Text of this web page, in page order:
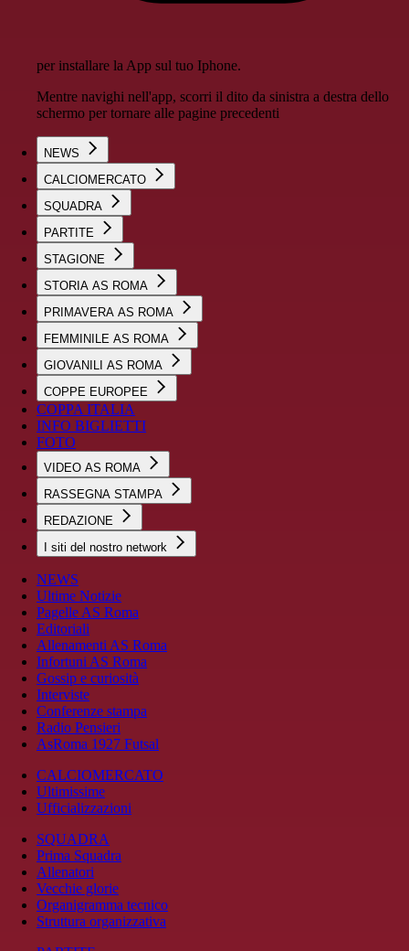
per installare la App sul tuo Iphone.
Mentre navighi nell'app, scorri il dito da sinistra a destra dello
schermo per tornare alle pagine precedenti
NEWS
CALCIOMERCATO
SQUADRA
PARTITE
STAGIONE
STORIA AS ROMA
PRIMAVERA AS ROMA
FEMMINILE AS ROMA
GIOVANILI AS ROMA
COPPE EUROPEE
COPPA ITALIA
INFO BIGLIETTI
FOTO
VIDEO AS ROMA
RASSEGNA STAMPA
REDAZIONE
I siti del nostro network
NEWS
Ultime Notizie
Pagelle AS Roma
Editoriali
Allenamenti AS Roma
Infortuni AS Roma
Gossip e curiosità
Interviste
Conferenze stampa
Radio Pensieri
AsRoma 1927 Futsal
CALCIOMERCATO
Ultimissime
Ufficializzazioni
SQUADRA
Prima Squadra
Allenatori
Vecchie glorie
Organigramma tecnico
Struttura organizzativa